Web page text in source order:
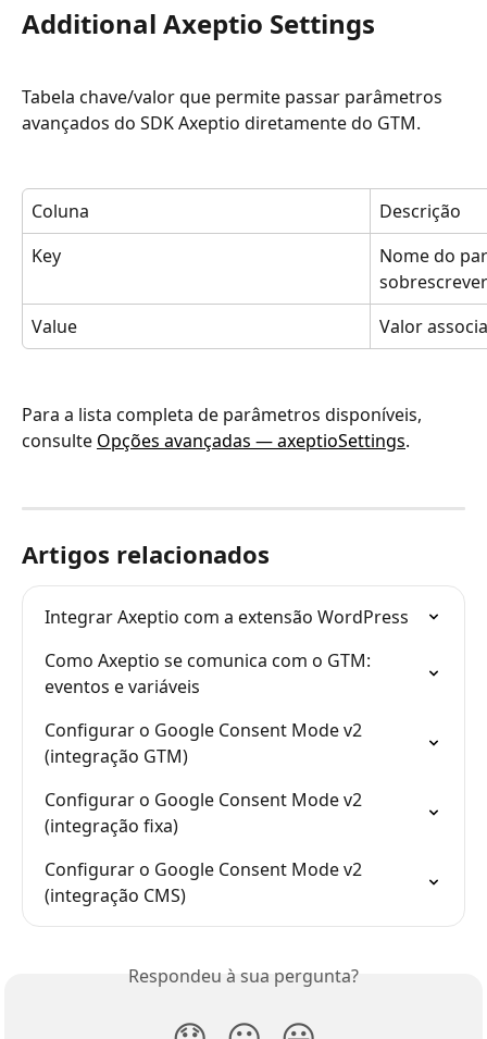
Additional Axeptio Settings
Tabela chave/valor que permite passar parâmetros
avançados do SDK Axeptio diretamente do GTM.
Coluna
Descrição
Key
Nome do
sobrescrever
Value
Valor
Para a lista completa de parâmetros disponíveis,
consulte Opções avançadas — axeptioSettings.
Artigos relacionados
Integrar Axeptio com a extensão WordPress
Como Axeptio se comunica com o GTM:
eventos e variáveis
Configurar o Google Consent Mode v2
(integração GTM)
Configurar o Google Consent Mode v2
(integração fixa)
Configurar o Google Consent Mode v2
(integração CMS)
Respondeu à sua pergunta?